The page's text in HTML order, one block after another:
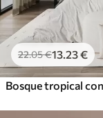
22.05€13 .23€